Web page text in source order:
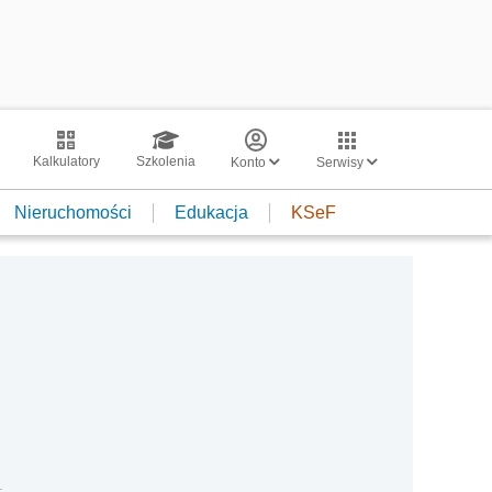
Kalkulatory Szkolenia Konto Serwisy
Nieruchomości Edukacja KSeF